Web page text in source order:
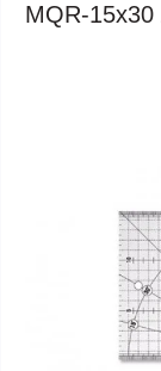
MQR-15х30